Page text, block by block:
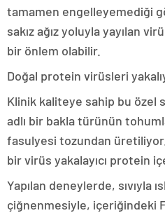
tamamen engelleyemediği
sakız ağız yoluyla yayılan
bir önlem olabilir.
Doğal protein virüsleri
Klinik kaliteye sahip bu özel
adlı bir bakla türünün
fasulyesi tozundan
bir virüs yakalayıcı protein
Yapılan deneylerde, sıvıyla
çiğnenmesiyle, içeriğindeki